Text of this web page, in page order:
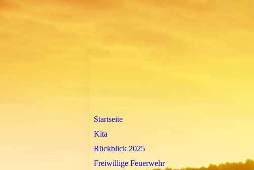
Startseite
Kita
Rückblick 2025
Freiwillige Feuerwehr